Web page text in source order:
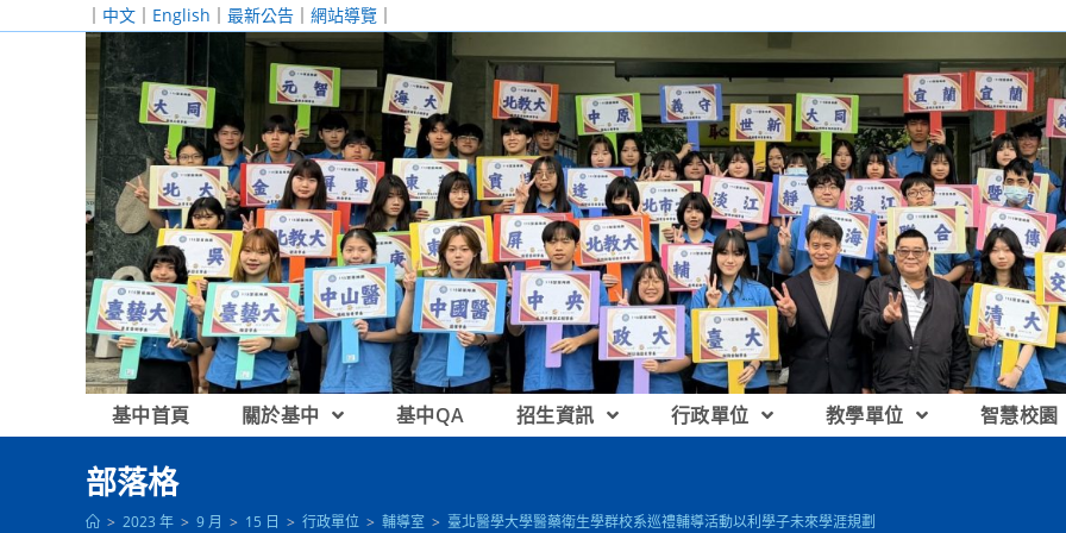
｜ 中文 ｜ English ｜ 最新公告 ｜ 網站導覽 ｜
基中首頁 關於基中 基中QA 招生資訊 行政單位 教學單位 智慧校園
部落格
> 2023 年 > 9 月 > 15 日 > 行政單位 > 輔導室 > 臺北醫學大學醫藥衛生學群校系巡禮輔導活動以利學子未來學涯規劃